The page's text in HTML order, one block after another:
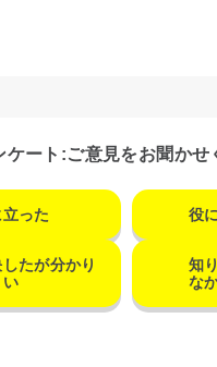
ケート:ご意見をお聞かせ
った 役
たが分かり
い
知
な